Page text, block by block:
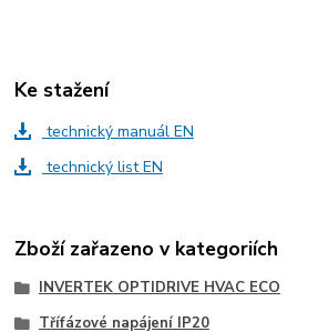
Ke stažení
technický manuál EN
technický list EN
Zboží zařazeno v kategoriích
INVERTEK OPTIDRIVE HVAC ECO
Třífázové napájení IP20